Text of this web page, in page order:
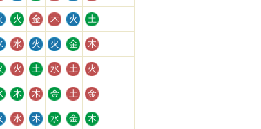
火 金 木 火 土
水 火 火 金 木
火 土 水 土 火
木 木 金 土 金
水 木 水 金 木